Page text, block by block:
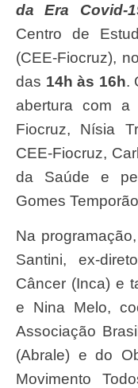
da Era Covid-
Centro de
(CEE-Fiocruz),
das 14h às 16h.
abertura com a
Fiocruz, Nísia
CEE-Fiocruz,
da Saúde e
Gomes
Na programação, os palestrantes Luiz Antonio
Santini, ex-
Câncer (Inca) e
e Nina Melo,
Associação
(Abrale) e do
Movimento